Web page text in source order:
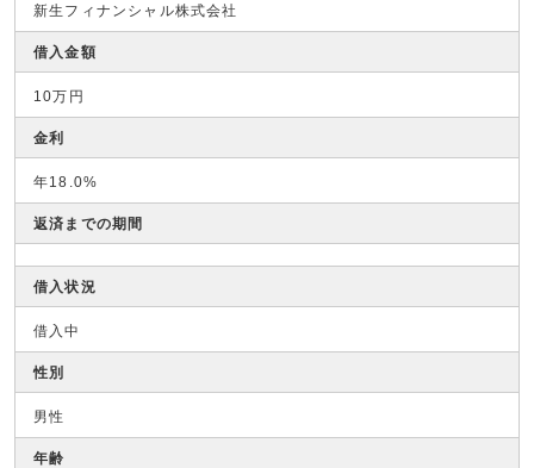
新生フィナンシャル株式会社
借入金額
10万円
金利
年18.0%
返済までの期間
借入状況
借入中
性別
男性
年齢